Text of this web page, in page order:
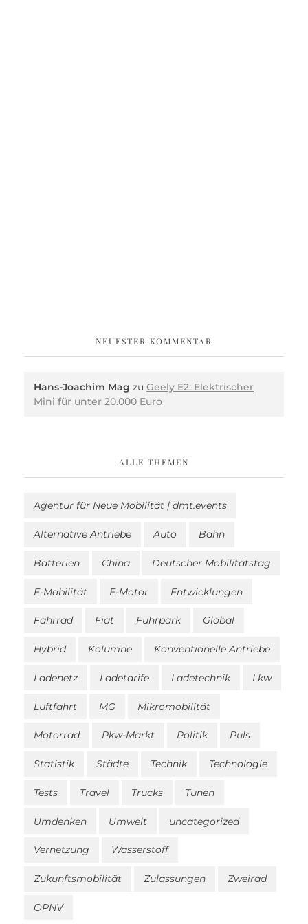
NEUESTER KOMMENTAR
Hans-Joachim Mag zu Geely E2: Elektrischer
Mini für unter 20.000 Euro
ALLE THEMEN
Agentur für Neue Mobilität | dmt.events
Alternative Antriebe Auto Bahn
Batterien China Deutscher Mobilitätstag
E-Mobilität E-Motor Entwicklungen
Fahrrad Fiat Fuhrpark Global
Hybrid Kolumne Konventionelle Antriebe
Ladenetz Ladetarife Ladetechnik Lkw
Luftfahrt MG Mikromobilität
Motorrad Pkw-Markt Politik Puls
Statistik Städte Technik Technologie
Tests Travel Trucks Tunen
Umdenken Umwelt uncategorized
Vernetzung Wasserstoff
Zukunftsmobilität Zulassungen Zweirad
ÖPNV